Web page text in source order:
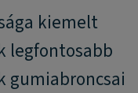
kiemelt
legfontosabb
gumiabroncsai